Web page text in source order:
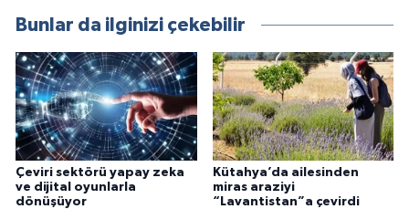
Bunlar da ilginizi çekebilir
Çeviri sektörü yapay zeka
ve dijital oyunlarla
dönüşüyor
Kütahya’da ailesinden
miras araziyi
“Lavantistan”a çevirdi